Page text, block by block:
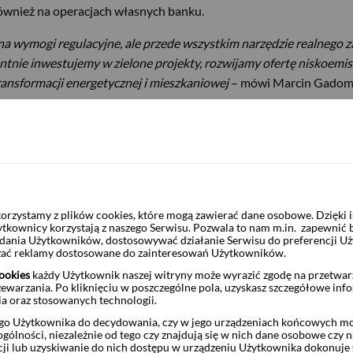
na operacjach własnych banku.
wymogi regulacyjne, ale przede wszystkim narzędzie realnego
inwestujemy w zielone projekty, rozwijamy ofertę
energetycznej i mieszkaniowej– mówi Marcin
redukcję intensywności emisji gazów cieplarnianych (GHG) o
Energetycznej. Realizacja tego celu opiera się na
projektów opartych na węglu i ropie naftowej.
Banku Pekao w finansowanie technologii przejściowych
intensywności emisji o 43,4% do 2030 roku względem
energooszczędnych, które mają stanowić 60% portfela w
z plików cookies, które mogą zawierać dane osobowe.
korzystają z naszego Serwisu. Pozwala to nam m.in.
Użytkowników, dostosowywać działanie Serwisu do preferencji
reklamy dostosowane do zainteresowań Użytkowników.
każdy Użytkownik naszej witryny może wyrazić zgodę na
Po kliknięciu w poszczególne pola, uzyskasz szczegółowe
oraz stosowanych technologii.
Użytkownika do decydowania, czy w jego urządzeniach końcowych
niezależnie od tego czy znajdują się w nich dane osobowe czy
lub uzyskiwanie do nich dostępu w urządzeniu Użytkownika dokonuje